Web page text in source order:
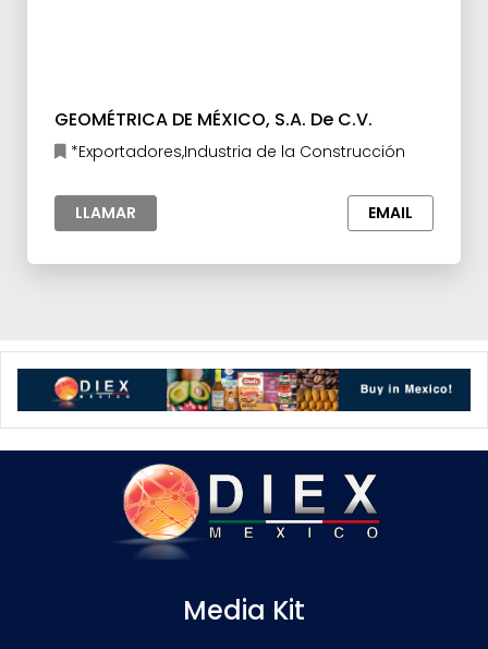
GEOMÉTRICA DE MÉXICO, S.A. De C.V.
*Exportadores,Industria de la Construcción
LLAMAR EMAIL
Media Kit